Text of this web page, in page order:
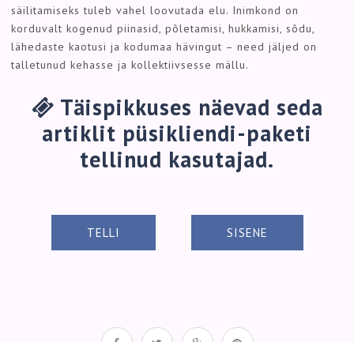
säilitamiseks tuleb vahel loovutada elu. Inimkond on
korduvalt kogenud piinasid, põletamisi, hukkamisi, sõdu,
lähedaste kaotusi ja kodumaa hävingut – need jäljed on
talletunud kehasse ja kollektiivsesse mällu.
Täispikkuses näevad seda
artiklit püsikliendi-paketi
tellinud kasutajad.
TELLI SISENE